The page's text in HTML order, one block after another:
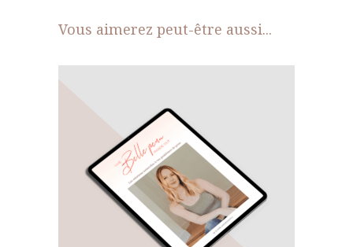
Vous aimerez peut-être aussi...